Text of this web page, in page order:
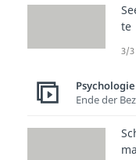
te
3/3
Psychologie
Ende der